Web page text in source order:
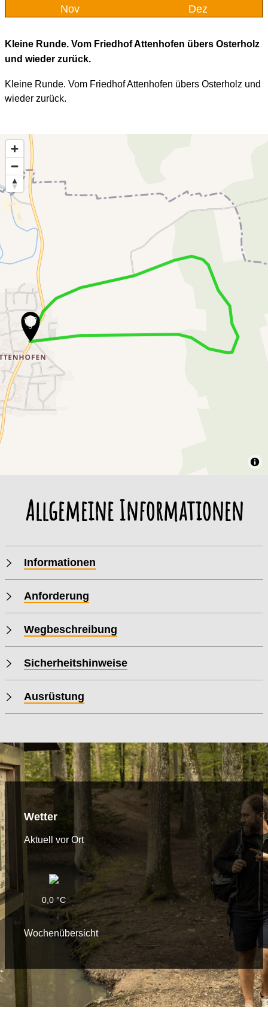
Nov
Dez
Kleine Runde. Vom Friedhof Attenhofen übers Osterholz
und wieder zurück.
Kleine Runde. Vom Friedhof Attenhofen übers Osterholz und
wieder zurück.
0 km 1 km
Allgemeine Informationen
Anforderung
Wegbeschreibung
Sicherheitshinweise
Ausrüstung
Wetter